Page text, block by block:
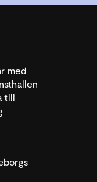
med
till